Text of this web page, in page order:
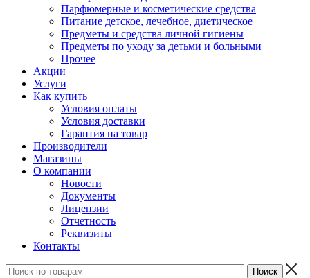
Парфюмерные и косметические средства
Питание детское, лечебное, диетическое
Предметы и средства личной гигиены
Предметы по уходу за детьми и больными
Прочее
Акции
Услуги
Как купить
Условия оплаты
Условия доставки
Гарантия на товар
Производители
Магазины
О компании
Новости
Документы
Лицензии
Отчетность
Реквизиты
Контакты